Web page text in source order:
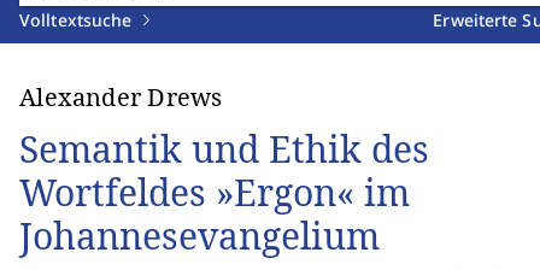
Volltextsuche Erweiterte
Alexander Drews
Semantik und Ethik des
Wortfeldes »Ergon« im
Johannesevangelium